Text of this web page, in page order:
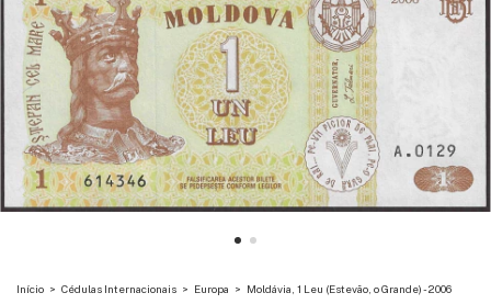
Início > Cédulas Internacionais > Europa > Moldávia, 1 Leu (Estevão, o Grande) - 2006